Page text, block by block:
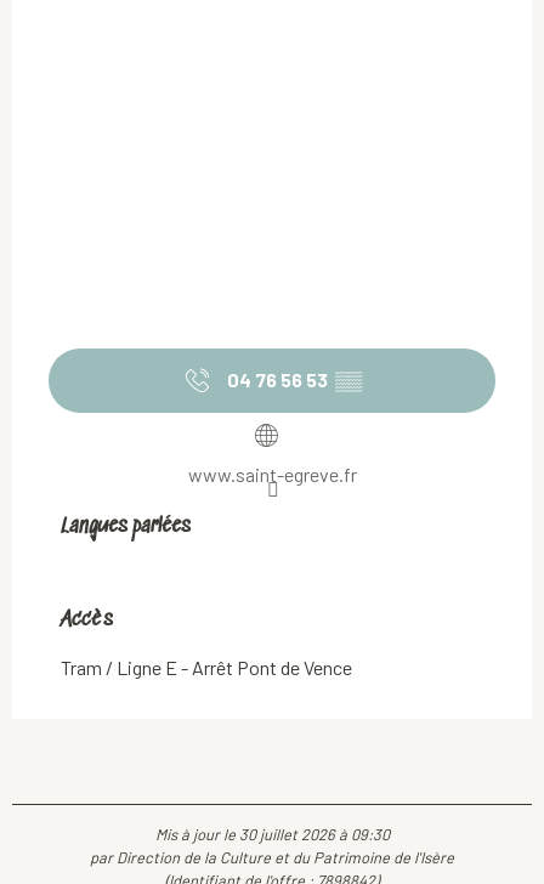
04 76 56 53 ▒▒
www.saint-egreve.fr
Langues parlées
Langues parlées
Accès
Accès
Tram / Ligne E - Arrêt Pont de Vence
Mis à jour le 30 juillet 2026 à 09:30
par Direction de la Culture et du Patrimoine de l'Isère
(Identifiant de l'offre : 7898842)